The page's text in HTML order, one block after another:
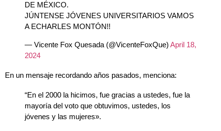
DE MÉXICO.
JÚNTENSE JÓVENES UNIVERSITARIOS VAMOS
A ECHARLES MONTÓN!!
— Vicente Fox Quesada (@VicenteFoxQue) April 18,
2024
En un mensaje recordando años pasados, menciona:
“En el 2000 la hicimos, fue gracias a ustedes, fue la
mayoría del voto que obtuvimos, ustedes, los
jóvenes y las mujeres».